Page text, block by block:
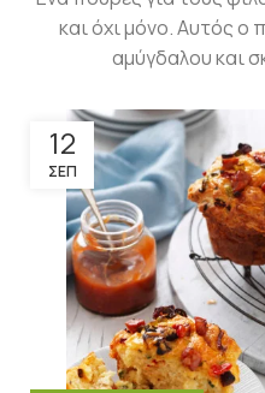
και όχι μόνο. Αυτός ο
αμύγδαλου και
12
ΣΕΠ